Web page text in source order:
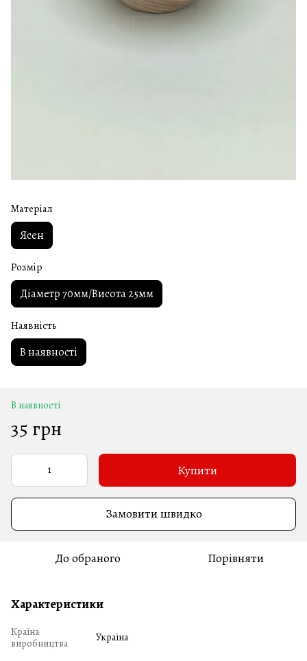
Матеріал
Ясен
Розмір
Діаметр 70мм/Висота 25мм
Наявність
В наявності
В наявності
35 грн
Купити
Замовити швидко
До обраного Порівняти
Характеристики
Країна
виробництва
Україна